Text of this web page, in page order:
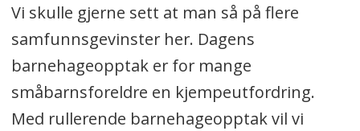
Vi skulle gjerne sett at man så på flere
samfunnsgevinster her. Dagens
barnehageopptak er for mange
småbarnsforeldre en kjempeutfordring.
Med rullerende barnehageopptak vil vi